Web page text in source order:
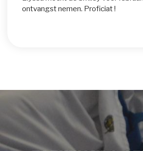
ontvangst nemen. Proficiat !